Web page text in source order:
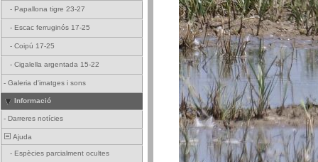
- Papallona tigre 23-27
- Escac ferruginós 17-25
- Coipú 17-25
- Cigalella argentada 15-22
- Galeria d'imatges i sons
Informació
- Darreres notícies
Ajuda
- Espècies parcialment ocultes